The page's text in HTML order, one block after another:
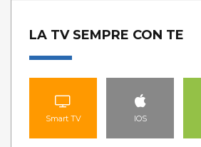
LA TV SEMPRE CON TE
Smart TV IOS